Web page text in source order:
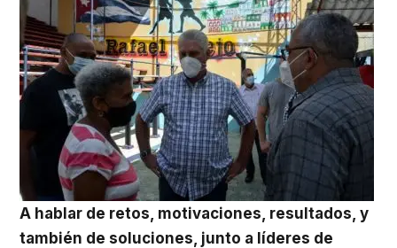
A hablar de retos, motivaciones, resultados, y
también de soluciones, junto a líderes de